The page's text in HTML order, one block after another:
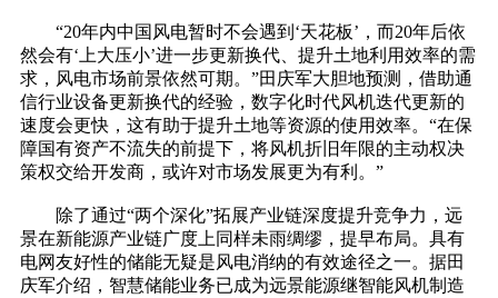
“20年内中国风电暂时不会遇到‘天花板’，而20年后依
然会有‘上大压小’进一步更新换代、提升土地利用效率的需
求，风电市场前景依然可期。”田庆军大胆地预测，借助通
信行业设备更新换代的经验，数字化时代风机迭代更新的
速度会更快，这有助于提升土地等资源的使用效率。“在保
障国有资产不流失的前提下，将风机折旧年限的主动权决
策权交给开发商，或许对市场发展更为有利。”
除了通过“两个深化”拓展产业链深度提升竞争力，远
景在新能源产业链广度上同样未雨绸缪，提早布局。具有
电网友好性的储能无疑是风电消纳的有效途径之一。据田
庆军介绍，智慧储能业务已成为远景能源继智能风机制造